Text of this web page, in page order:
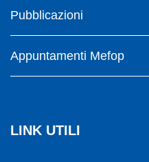
Pubblicazioni
Appuntamenti Mefop
LINK UTILI